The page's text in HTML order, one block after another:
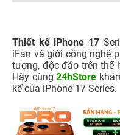
Thiết kế iPhone 17
iFan và giới công nghệ
tượng, độc đáo trên thế
Hãy cùng24hStore
kế của iPhone 17 Series.